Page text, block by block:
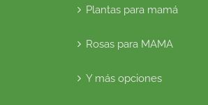
Plantas para mamá
Rosas para MAMA
Y más opciones